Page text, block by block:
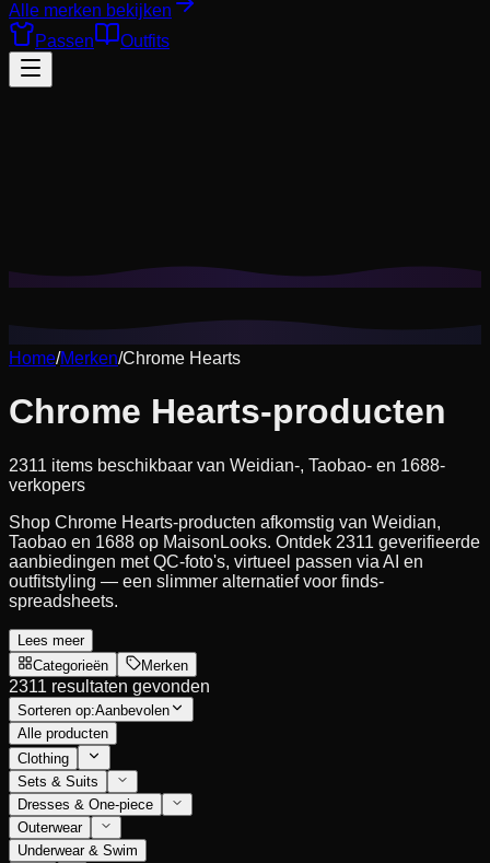
Alle merken bekijken
Passen
Outfits
Home/Merken/Chrome Hearts
Chrome Hearts-producten
2311 items beschikbaar van Weidian-, Taobao- en 1688-
verkopers
Shop Chrome Hearts-producten afkomstig van Weidian,
Taobao en 1688 op MaisonLooks. Ontdek 2311 geverifieerde
aanbiedingen met QC-foto's, virtueel passen via AI en
outfitstyling — een slimmer alternatief voor finds-
spreadsheets.
Lees meer
Categorieën
Merken
2311 resultaten gevonden
Sorteren op:Aanbevolen
Alle producten
Clothing
Sets & Suits
Dresses & One-piece
Outerwear
Underwear & Swim